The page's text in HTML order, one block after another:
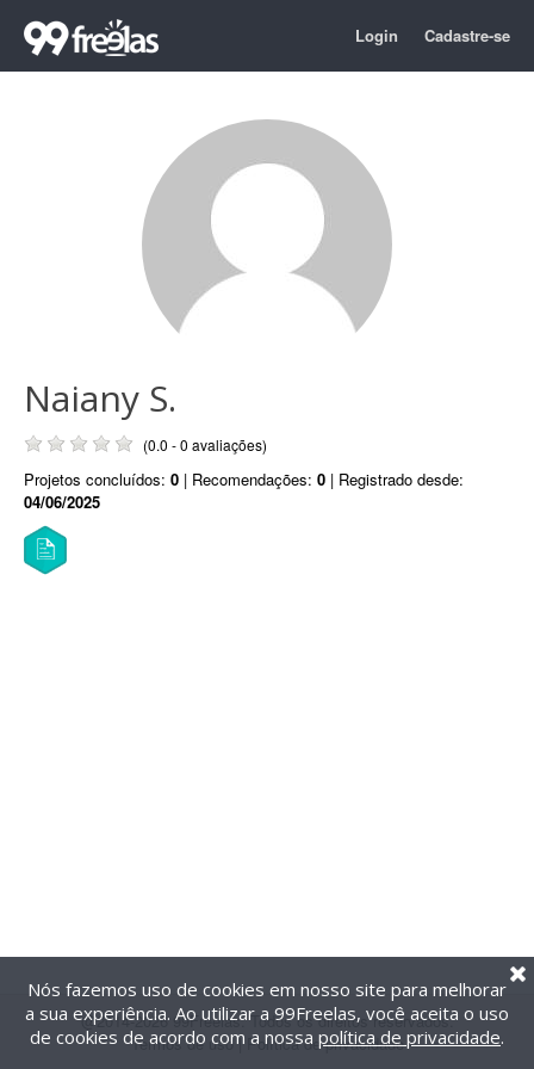
Login Cadastre-se
Naiany S.
(0.0 - 0 avaliações)
Projetos concluídos: 0 | Recomendações: 0 | Registrado desde:
04/06/2025
@2014-2026 99Freelas. Todos os direitos reservados.
Termos de uso| Política de privacidade
Nós fazemos uso de cookies em nosso site para melhorar
a sua experiência. Ao utilizar a 99Freelas, você aceita o uso
de cookies de acordo com a nossa política de privacidade.